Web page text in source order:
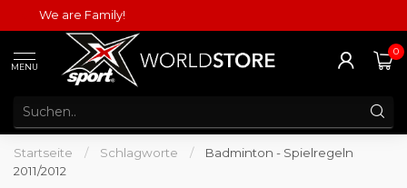
We are Family!
MENU
0
Startseite / Schlagworte /
Badminton - Spielregeln
2011/2012